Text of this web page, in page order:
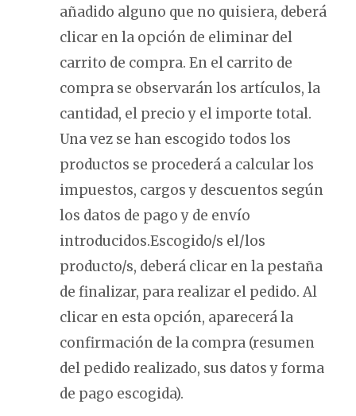
añadido alguno que no quisiera, deberá
clicar en la opción de eliminar del
carrito de compra. En el carrito de
compra se observarán los artículos, la
cantidad, el precio y el importe total.
Una vez se han escogido todos los
productos se procederá a calcular los
impuestos, cargos y descuentos según
los datos de pago y de envío
introducidos.Escogido/s el/los
producto/s, deberá clicar en la pestaña
de finalizar, para realizar el pedido. Al
clicar en esta opción, aparecerá la
confirmación de la compra (resumen
del pedido realizado, sus datos y forma
de pago escogida).